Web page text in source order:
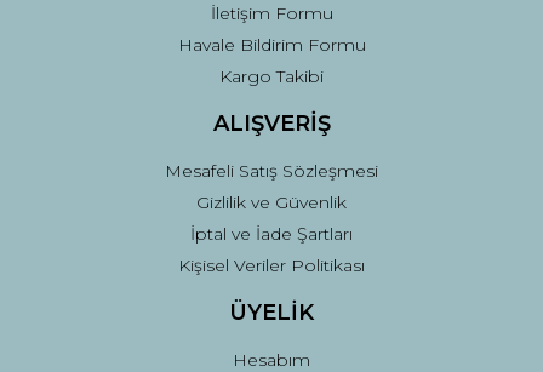
İletişim Formu
Havale Bildirim Formu
Kargo Takibi
ALIŞVERİŞ
Mesafeli Satış Sözleşmesi
Gizlilik ve Güvenlik
İptal ve İade Şartları
Kişisel Veriler Politikası
ÜYELİK
Hesabım